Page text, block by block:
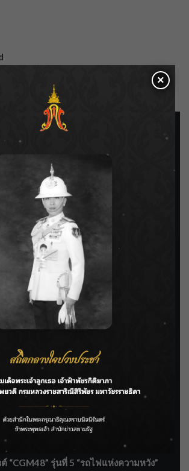
VARIETY
BEST ENTERTAINMENT
เร่งเคลียร์ผักตบชวา-ติดตั้งเครื่องสูบน้ำ
ามภาคภูมิใจ คว้ารางวัลใหญ่ Weibo
ว์สุดประทับใจ
เฝ้าระวังน้ำ 24 ชม. รับมือฝนสิงหาคม
งน้ำท่วม
“CGM48” รุ่นที่ 5 “รถไฟแห่งความหวัง”
×